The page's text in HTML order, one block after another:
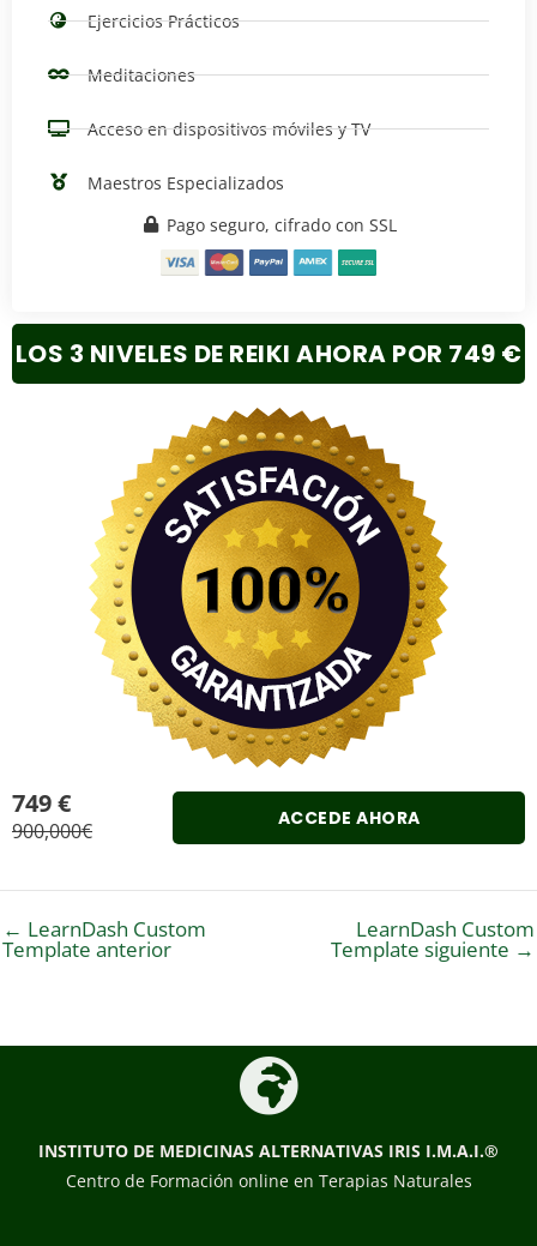
Ejercicios Prácticos
Meditaciones
Acceso en dispositivos móviles y TV
Maestros Especializados
Pago seguro, cifrado con SSL
LOS 3 NIVELES DE REIKI AHORA POR 749 €
749 €
900,000€ ACCEDE AHORA
← LearnDash Custom
Template anterior
LearnDash Custom
Template siguiente →
INSTITUTO DE MEDICINAS ALTERNATIVAS IRIS I.M.A.I.®
Centro de Formación online en Terapias Naturales